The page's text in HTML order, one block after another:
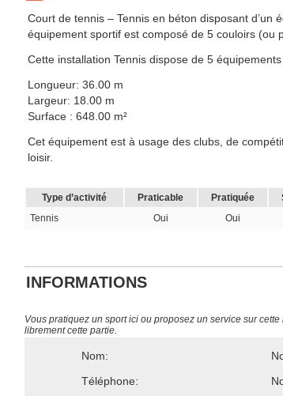
Court de tennis – Tennis en béton disposant d’un
équipement sportif est composé de 5 couloirs (ou
Cette installation Tennis dispose de 5
Longueur: 36.00 m
Largeur: 18.00 m
Surface : 648.00 m²
Cet équipement est à usage des clubs, de
loisir.
Type d’activité Praticable Pratiquée
Tennis
Oui Oui
INFORMATIONS
Vous pratiquez un sport ici ou proposez un service sur
librement cette partie.
Nom:
Téléphone: